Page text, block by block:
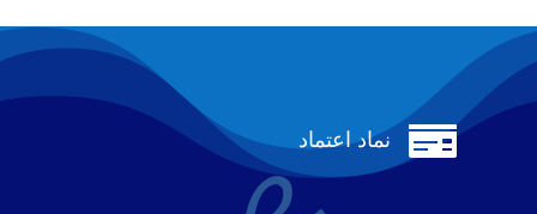
 نماد اعتماد